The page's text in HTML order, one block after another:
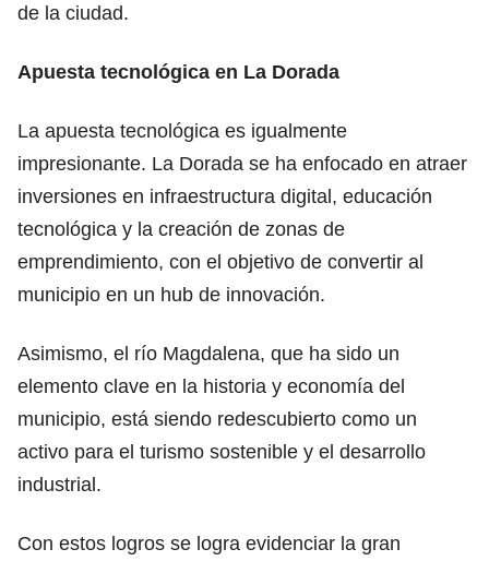
de la ciudad.
Apuesta tecnológica en La Dorada
La apuesta tecnológica es igualmente
impresionante. La Dorada se ha enfocado en atraer
inversiones en infraestructura digital, educación
tecnológica y la creación de zonas de
emprendimiento, con el objetivo de convertir al
municipio en un hub de innovación.
Asimismo, el río Magdalena, que ha sido un
elemento clave en la historia y economía del
municipio, está siendo redescubierto como un
activo para el turismo sostenible y el desarrollo
industrial.
Con estos logros se logra evidenciar la gran